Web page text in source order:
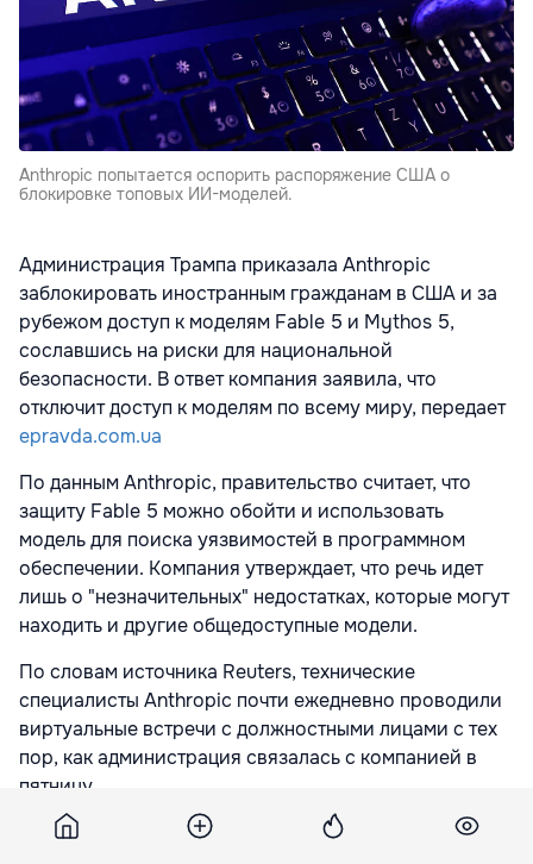
Anthropic попытается оспорить распоряжение США о
блокировке топовых ИИ-моделей.
Администрация Трампа приказала Anthropic
заблокировать иностранным гражданам в США и за
рубежом доступ к моделям Fable 5 и Mythos 5,
сославшись на риски для национальной
безопасности. В ответ компания заявила, что
отключит доступ к моделям по всему миру, передает
epravda.com.ua
По данным Anthropic, правительство считает, что
защиту Fable 5 можно обойти и использовать
модель для поиска уязвимостей в программном
обеспечении. Компания утверждает, что речь идет
лишь о "незначительных" недостатках, которые могут
находить и другие общедоступные модели.
По словам источника Reuters, технические
специалисты Anthropic почти ежедневно проводили
виртуальные встречи с должностными лицами с тех
пор, как администрация связалась с компанией в
пятницу.
Подпишитесь на новости Point.md в Google